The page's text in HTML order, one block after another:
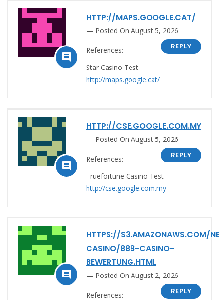

HTTP://MAPS.GOOGLE.CAT/
Posted On August 5, 2026
REPLY
References:
Star Casino Test
http://maps.google.cat/

HTTP://CSE.GOOGLE.COM.MY
Posted On August 5, 2026
REPLY
References:
Truefortune Casino Test
http://cse.google.com.my

HTTPS://S3.AMAZONAWS.COM/
CASINO/888-CASINO-
BEWERTUNG.HTML
Posted On August 2, 2026
REPLY
References: